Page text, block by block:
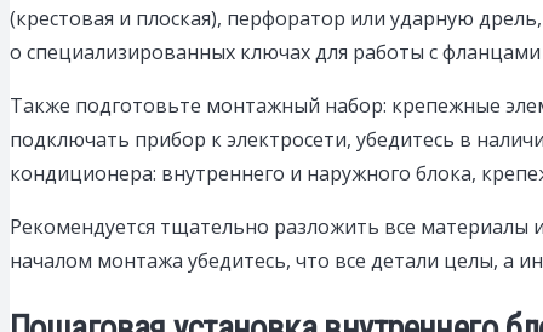
(крестовая и плоская), перфоратор или ударную
о специализированных ключах для работы с
Также подготовьте монтажный набор: крепежные
подключать прибор к электросети, убедитесь в
кондиционера: внутреннего и наружного блока,
Рекомендуется тщательно разложить все
началом монтажа убедитесь, что все детали целы, а